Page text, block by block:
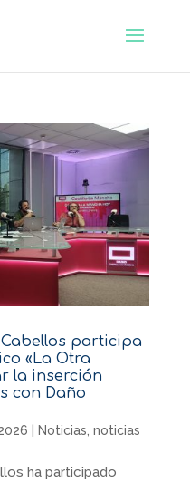
participa
«La Otra
la inserción
con Daño
Noticias, noticias
ha participado